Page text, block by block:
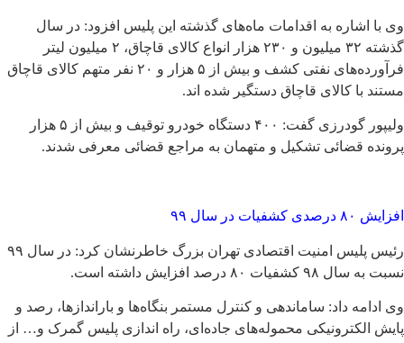
وی با اشاره به اقدامات ماه‌های گذشته این پلیس افزود: در سال
گذشته ۳۲ میلیون و ۲۳۰ هزار انواع کالای قاچاق، ۲ میلیون لیتر
فرآورده‌های نفتی کشف و بیش از ۵ هزار و ۲۰ نفر متهم کالای قاچاق
مستند با کالای قاچاق دستگیر شده اند.
ولیپور گودرزی گفت: ۴۰۰ دستگاه خودرو توقیف و بیش از ۵ هزار
پرونده قضائی تشکیل و متهمان به مراجع قضائی معرفی شدند.
افزایش ۸۰ درصدی کشفیات در سال ۹۹
رئیس پلیس امنیت اقتصادی تهران بزرگ خاطرنشان کرد: در سال ۹۹
نسبت به سال ۹۸ کشفیات ۸۰ درصد افزایش داشته است.
وی ادامه داد: ساماندهی و کنترل مستمر بنگاه‌ها و باراندازها، رصد و
پایش الکترونیکی محموله‌های جاده‌ای، راه اندازی پلیس گمرک و… از